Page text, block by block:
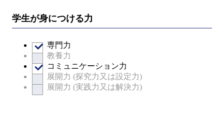
学生が身につける力
専門力
教養力
コミュニケーション力
展開力 (探究力又は設定力)
展開力 (実践力又は解決力)